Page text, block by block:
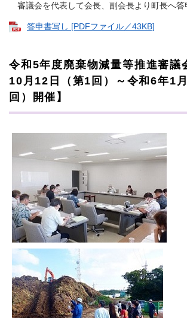
審議会を代表して会長、副会長より町長へ答
答申書写し [PDFファイル／43KB]
令和5年度廃棄物減量等推進審議
10月12日（第1回）～令和6年1
回）開催】